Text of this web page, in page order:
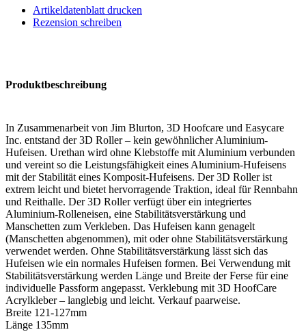
Artikeldatenblatt drucken
Rezension schreiben
Produktbeschreibung
In Zusammenarbeit von Jim Blurton, 3D Hoofcare und Easycare
Inc. entstand der 3D Roller – kein gewöhnlicher Aluminium-
Hufeisen. Urethan wird ohne Klebstoffe mit Aluminium verbunden
und vereint so die Leistungsfähigkeit eines Aluminium-Hufeisens
mit der Stabilität eines Komposit-Hufeisens. Der 3D Roller ist
extrem leicht und bietet hervorragende Traktion, ideal für Rennbahn
und Reithalle. Der 3D Roller verfügt über ein integriertes
Aluminium-Rolleneisen, eine Stabilitätsverstärkung und
Manschetten zum Verkleben. Das Hufeisen kann genagelt
(Manschetten abgenommen), mit oder ohne Stabilitätsverstärkung
verwendet werden. Ohne Stabilitätsverstärkung lässt sich das
Hufeisen wie ein normales Hufeisen formen. Bei Verwendung mit
Stabilitätsverstärkung werden Länge und Breite der Ferse für eine
individuelle Passform angepasst. Verklebung mit 3D HoofCare
Acrylkleber – langlebig und leicht. Verkauf paarweise.
Breite 121-127mm
Länge 135mm